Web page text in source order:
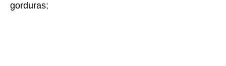
gorduras;